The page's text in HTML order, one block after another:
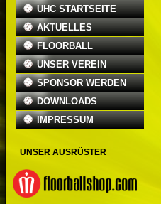
UHC STARTSEITE
AKTUELLES
FLOORBALL
UNSER VEREIN
SPONSOR WERDEN
DOWNLOADS
IMPRESSUM
UNSER AUSRÜSTER